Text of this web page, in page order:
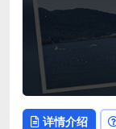
详情介绍